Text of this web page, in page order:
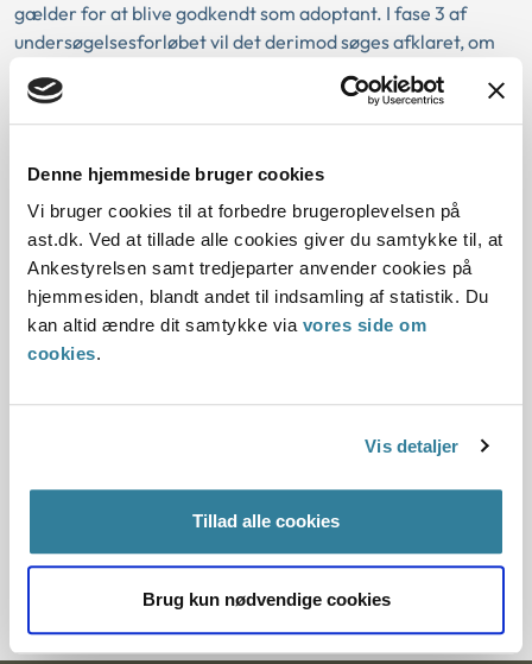
Denne hjemmeside bruger cookies
Vi bruger cookies til at forbedre brugeroplevelsen på
ast.dk. Ved at tillade alle cookies giver du samtykke til, at
Ankestyrelsen samt tredjeparter anvender cookies på
hjemmesiden, blandt andet til indsamling af statistik. Du
kan altid ændre dit samtykke via vores side om
cookies.
Vis detaljer
Tillad alle cookies
Brug kun nødvendige cookies
gælder for at blive godkendt som adoptant. I fase 3 af
undersøgelsesforløbet vil det derimod søges afklaret, om
ansøgeren også efter en individuel vurdering kan anses for
egnet til at adoptere.
vurdering kan anses for egnet til at adoptere, beror på en
vurdering af den pågældendes ressourcer, herunder
personlighed, familiære forhold, adoptionsmotivet,
indstilling til børn og unge m.v.
Spørgsmål om barnløshed og barnløshedsbehandling vil
således kunne indgå i samtalerne med amtet i fase 3. En
fase 3, hvis samrådet vurderer, at ansøgerne ikke er
Nævnet bemærkede i den forbindelse, at det
at give ansøgere forståelse for barnløsheden og dermed
adoptionsmotivets påvirkning af adoptionsbeslutningen.